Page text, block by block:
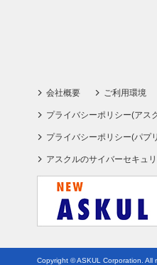
会社概要 ご利用環境
プライバシーポリシー(アス
プライバシーポリシー(パプ
アスクルのサイバーセキュ
Copyright © ASKUL Corporation. All